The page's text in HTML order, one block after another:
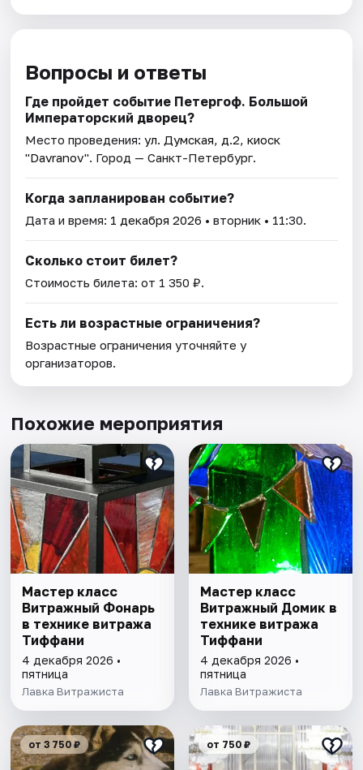
Вопросы и ответы
Где пройдет событие Петергоф. Большой
Императорский дворец?
Место проведения:ул. Думская, д.2, киоск
"Davranov". Город — Санкт-Петербург.
Когда запланирован событие?
Дата и время: 1 декабря 2026 • вторник • 11:30.
Сколько стоит билет?
Стоимость билета: от 1 350 ₽.
Есть ли возрастные ограничения?
Возрастные ограничения уточняйте у
организаторов.
Похожие мероприятия
Мастер класс
Витражный Фонарь
в технике витража
Тиффани
4 декабря 2026 •
пятница
Лавка Витражиста
Мастер класс
Витражный Домик в
технике витража
Тиффани
4 декабря 2026 •
пятница
Лавка Витражиста
от 3 750 ₽ от 750 ₽